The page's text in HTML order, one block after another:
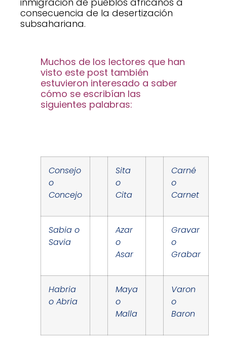
consecuencia de la desertización
subsahariana.
Muchos de los lectores que han
visto este post también
estuvieron interesado a saber
cómo se escribían las
siguientes palabras:
Consejo
o
Concejo
Sita
o
Cita
Carné
o
Carnet
Sabia o
Savia
Azar
o
Asar
Gravar
o
Grabar
Habria
o Abria
Maya
o
Malla
Varon
o
Baron